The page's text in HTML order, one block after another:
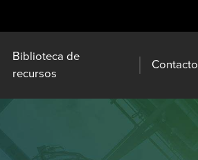
Biblioteca de
recursos
Contacto